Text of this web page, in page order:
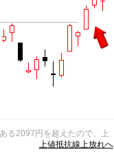
る2097円を超えたので、上
上値抵抗線上放れへ